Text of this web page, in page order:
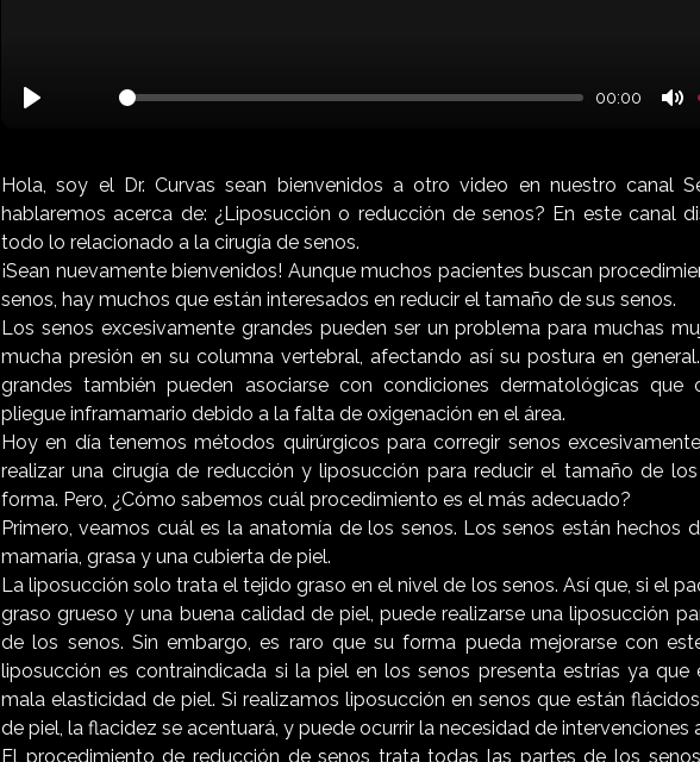
00:00
Hola, soy el Dr. Curvas sean bienvenidos a otro video en nuestro canal
hablaremos acerca de: ¿Liposucción o reducción de senos? En este canal
todo lo relacionado a la cirugía de senos.
¡Sean nuevamente bienvenidos! Aunque muchos pacientes buscan
senos, hay muchos que están interesados en reducir el tamaño de sus senos.
Los senos excesivamente grandes pueden ser un problema para muchas
mucha presión en su columna vertebral, afectando así su postura en
grandes también pueden asociarse con condiciones dermatológicas que
pliegue inframamario debido a la falta de oxigenación en el área.
Hoy en día tenemos métodos quirúrgicos para corregir senos
realizar una cirugía de reducción y liposucción para reducir el tamaño de
forma. Pero, ¿Cómo sabemos cuál procedimiento es el más adecuado?
Primero, veamos cuál es la anatomía de los senos. Los senos están hechos
mamaria, grasa y una cubierta de piel.
La liposucción solo trata el tejido graso en el nivel de los senos. Así que, si el
graso grueso y una buena calidad de piel, puede realizarse una liposucción
de los senos. Sin embargo, es raro que su forma pueda mejorarse con
liposucción es contraindicada si la piel en los senos presenta estrías ya
mala elasticidad de piel. Si realizamos liposucción en senos que están
de piel, la flacidez se acentuará, y puede ocurrir la necesidad de intervenciones
El procedimiento de reducción de senos trata todas las partes de los